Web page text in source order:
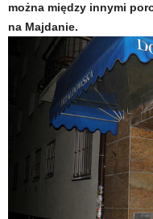
można między innymi
na Majdanie.